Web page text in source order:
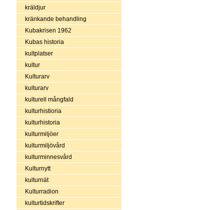
kräldjur
kränkande behandling
Kubakrisen 1962
Kubas historia
kultplatser
kultur
Kulturarv
kulturarv
kulturell mångfald
kulturhistioria
kulturhistoria
kulturmiljöer
kulturmiljövård
kulturminnesvård
Kulturnytt
kulturnät
Kulturradion
kulturtidskrifter